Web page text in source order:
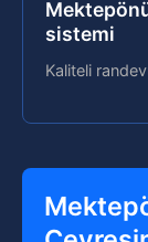
sistemi
Kaliteli